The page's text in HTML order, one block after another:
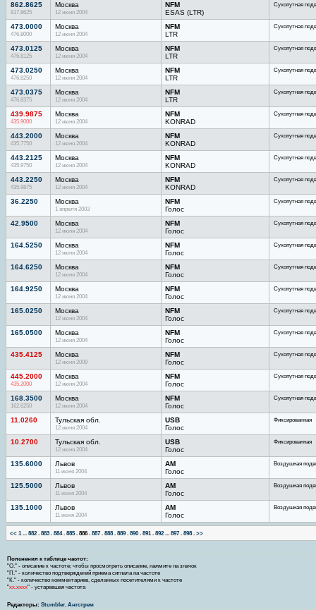
862.8625
817.8625
Москва
12 июня 2004
NFM
ESAS (LTR)
Сухопутная
473.0000
476.8000
Москва
12 июня 2004
NFM
LTR
Сухопутная
473.0125
476.8125
Москва
12 июня 2004
NFM
LTR
Сухопутная
473.0250
476.8250
Москва
12 июня 2004
NFM
LTR
Сухопутная
473.0375
476.8375
Москва
12 июня 2004
NFM
LTR
Сухопутная
439.9875
435.9000
Москва
12 июня 2004
NFM
KONRAD
Сухопутная
443.2000
435.7750
Москва
12 июня 2004
NFM
KONRAD
Сухопутная
443.2125
435.9750
Москва
12 июня 2004
NFM
KONRAD
Сухопутная
443.2250
435.9875
Москва
12 июня 2004
NFM
KONRAD
Сухопутная
36.2250 Москва
1 апреля 2003
NFM
Голос
Сухопутная
42.9500 Москва
12 июня 2004
NFM
Голос
Сухопутная
164.5250 Москва
12 июня 2004
NFM
Голос
Сухопутная
164.6250 Москва
12 июня 2004
NFM
Голос
Сухопутная
164.9250 Москва
12 июня 2004
NFM
Голос
Сухопутная
165.0250 Москва
12 июня 2004
NFM
Голос
Сухопутная
165.0500 Москва
12 июня 2004
NFM
Голос
Сухопутная
435.4125 Москва
12 июня 2009
NFM
Голос
Сухопутная
445.2000
435.2000
Москва
12 июня 2004
NFM
Голос
Сухопутная
168.3500
162.6250
Москва
12 июня 2004
NFM
Голос
Сухопутная
11.0260 Тульская обл.
12 июня 2004
USB
Голос
Фиксированная
10.2700 Тульская обл.
12 июня 2004
USB
Голос
Фиксированная
135.6000 Львов
11 июня 2004
AM
Голос
Воздушная
125.5000 Львов
11 июня 2004
AM
Голос
Воздушная
135.1000 Львов
11 июня 2004
AM
Голос
Воздушная
<< 1... 882. 883 . 884. 885. 886. 887 . 888. 889. 890 . 891. 892... 897 . 898. >>
Пояснения к таблице частот:
"О." - описание к частоте; чтобы просмотреть описание, нажмите на значок
"П." - количество подтверждений приема сигнала на частоте
"К." - количество комментариев, сделанных посетителями к частоте
"хх.хххх" - устаревшая частота
Редакторы: Stumbler, Ангстрем